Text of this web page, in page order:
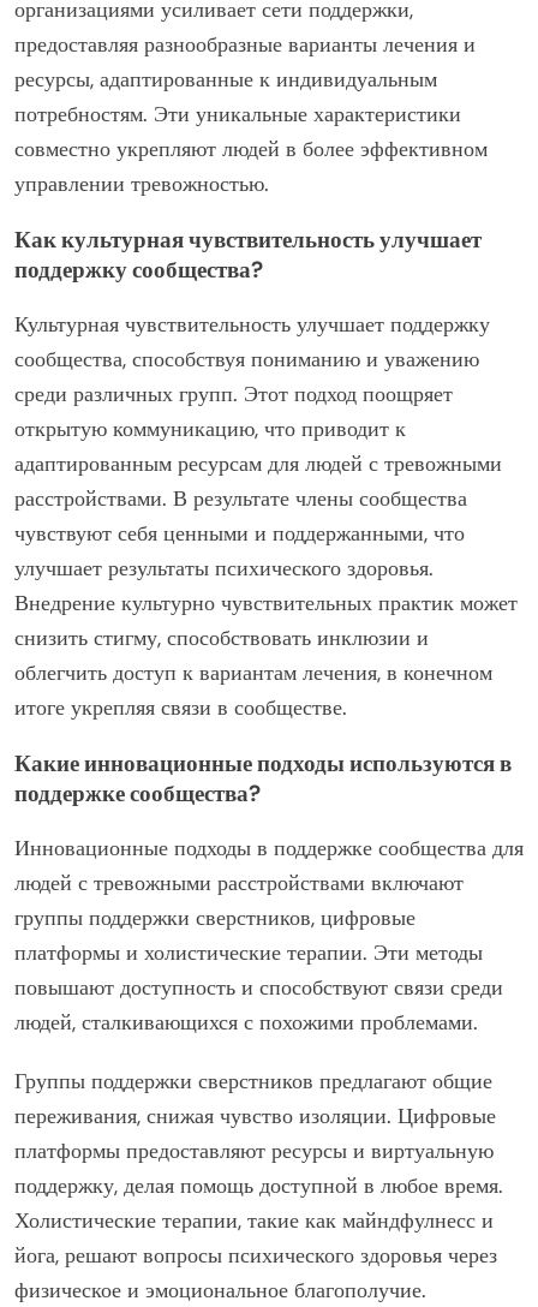
организациями усиливает сети поддержки,
предоставляя разнообразные варианты лечения и
ресурсы, адаптированные к индивидуальным
потребностям. Эти уникальные характеристики
совместно укрепляют людей в более эффективном
управлении тревожностью.
Как культурная чувствительность улучшает
поддержку сообщества?
Культурная чувствительность улучшает поддержку
сообщества, способствуя пониманию и уважению
среди различных групп. Этот подход поощряет
открытую коммуникацию, что приводит к
адаптированным ресурсам для людей с тревожными
расстройствами. В результате члены сообщества
чувствуют себя ценными и поддержанными, что
улучшает результаты психического здоровья.
Внедрение культурно чувствительных практик может
снизить стигму, способствовать инклюзии и
облегчить доступ к вариантам лечения, в конечном
итоге укрепляя связи в сообществе.
Какие инновационные подходы используются в
поддержке сообщества?
Инновационные подходы в поддержке сообщества для
людей с тревожными расстройствами включают
группы поддержки сверстников, цифровые
платформы и холистические терапии. Эти методы
повышают доступность и способствуют связи среди
людей, сталкивающихся с похожими проблемами.
Группы поддержки сверстников предлагают общие
переживания, снижая чувство изоляции. Цифровые
платформы предоставляют ресурсы и виртуальную
поддержку, делая помощь доступной в любое время.
Холистические терапии, такие как майндфулнесс и
йога, решают вопросы психического здоровья через
физическое и эмоциональное благополучие.